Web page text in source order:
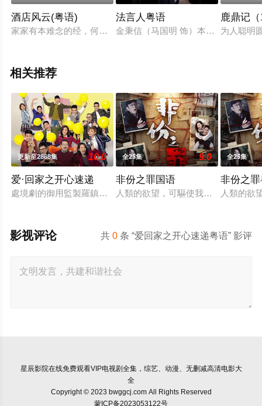
酒店风云(粤语)
家家有本难念的经，何况是一个富甲天下的大家庭。王玉廷老
法言人粤语
金秉信（马国明 饰）本是法律系高
鹿鼎记
为人聪明
相关推荐
更新至2868集 10.0
爱·回家之开心速递
處境劇的御用監製羅鎮岳已經準備開拍新一套處境劇，暫定叫
全25集 9.0
非份之罪国语
人類的欲望，可驅使我們超越自我，
全25集
非份之
人類的欲
共0 条 “爱回家之开心速递粤语” 影评
影视评论
星辰影院在线免费观看VIP电视剧全集，综艺、动漫、无删减高清电影大
全
Copyright © 2023 bwggcj.com All Rights Reserved
蒙ICP备2023053122号